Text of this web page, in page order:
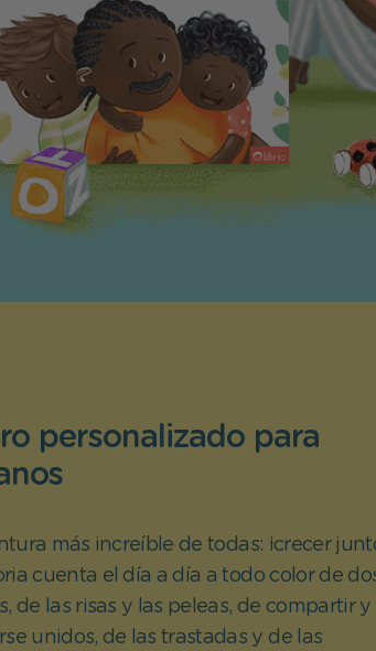
personalizado para
más increíble de todas: ¡crecer
cuenta el día a día a todo color de
de las risas y las peleas, de compartir y
unidos, de las trastadas y de las